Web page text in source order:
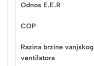
Odnos E.E.R
COP
Razina brzine vanjskog
ventilatora